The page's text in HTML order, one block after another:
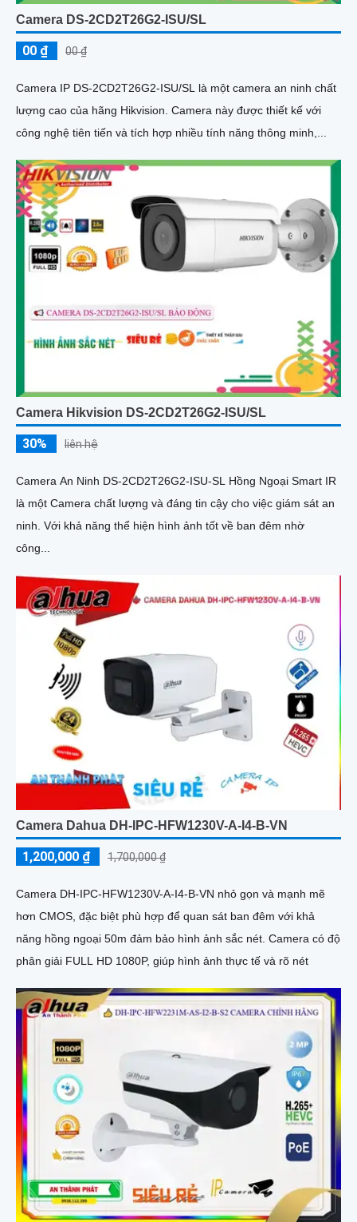
Camera DS-2CD2T26G2-ISU/SL
00 ₫ 00 ₫
Camera IP DS-2CD2T26G2-ISU/SL là một camera an ninh chất
lượng cao của hãng Hikvision. Camera này được thiết kế với
công nghệ tiên tiến và tích hợp nhiều tính năng thông minh,...
Camera Hikvision DS-2CD2T26G2-ISU/SL
30% liên hệ
Camera An Ninh DS-2CD2T26G2-ISU-SL Hồng Ngoại Smart IR
là một Camera chất lượng và đáng tin cậy cho việc giám sát an
ninh. Với khả năng thể hiện hình ảnh tốt về ban đêm nhờ
công...
Camera Dahua DH-IPC-HFW1230V-A-I4-B-VN
1,200,000 ₫ 1,700,000 ₫
Camera DH-IPC-HFW1230V-A-I4-B-VN nhỏ gọn và mạnh mẽ
hơn CMOS, đặc biệt phù hợp để quan sát ban đêm với khả
năng hồng ngoại 50m đảm bảo hình ảnh sắc nét. Camera có độ
phân giải FULL HD 1080P, giúp hình ảnh thực tế và rõ nét